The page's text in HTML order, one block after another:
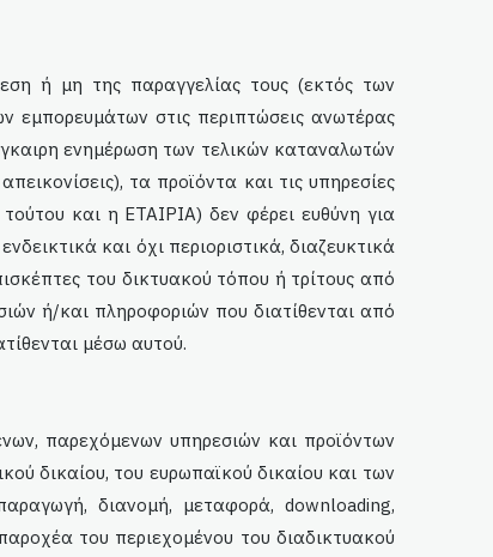
ή μη της παραγγελίας τους (εκτός των
εμπορευμάτων στις περιπτώσεις ανωτέρας
ενημέρωση των τελικών καταναλωτών
τα προϊόντα και τις υπηρεσίες
και η ΕΤΑΙΡΙΑ) δεν φέρει ευθύνη για
και όχι περιοριστικά, διαζευκτικά
του δικτυακού τόπου ή τρίτους από
ή/και πληροφοριών που διατίθενται από
μέσω αυτού.
παρεχόμενων υπηρεσιών και προϊόντων
δικαίου, του ευρωπαϊκού δικαίου και των
διανομή, μεταφορά, downloading,
του περιεχομένου του διαδικτυακού